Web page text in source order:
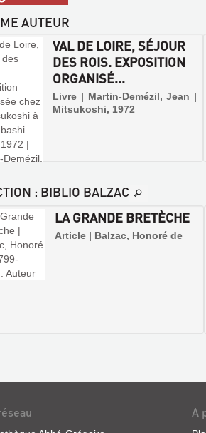
AUTEUR
VAL DE LOIRE, SÉJOUR
DES ROIS. EXPOSITION
ORGANISÉ...
Livre | Martin-Demézil, Jean |
Mitsukoshi, 1972
: BIBLIO BALZAC
LA GRANDE BRETÈCHE
Article | Balzac, Honoré de
A